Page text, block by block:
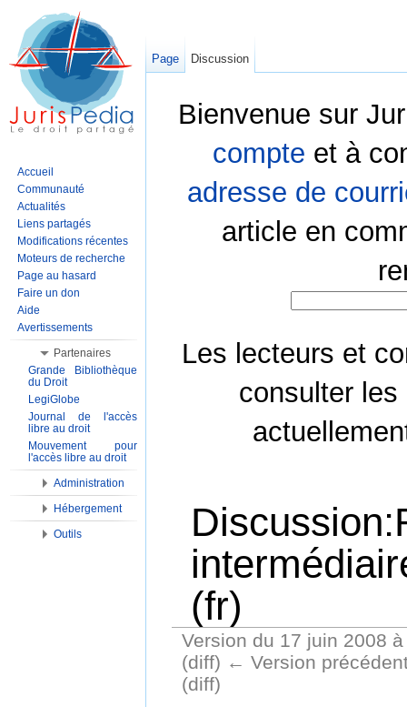
Bienvenue sur
compte et à
adresse de
article en
Les lecteurs et
consulter les
(fr)
Version du 17 juin 2008
(diff) ← Version
(diff)
Page Discussion
Accueil
Communauté
Actualités
Liens partagés
Modifications récentes
Moteurs de recherche
Page au hasard
Faire un don
Aide
Avertissements
Partenaires
Grande Bibliothèque
du Droit
LegiGlobe
Journal de l'accès
libre au droit
Mouvement pour
l'accès libre au droit
Administration
Hébergement
Outils